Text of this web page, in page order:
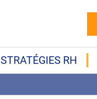
STRATÉGIES RH